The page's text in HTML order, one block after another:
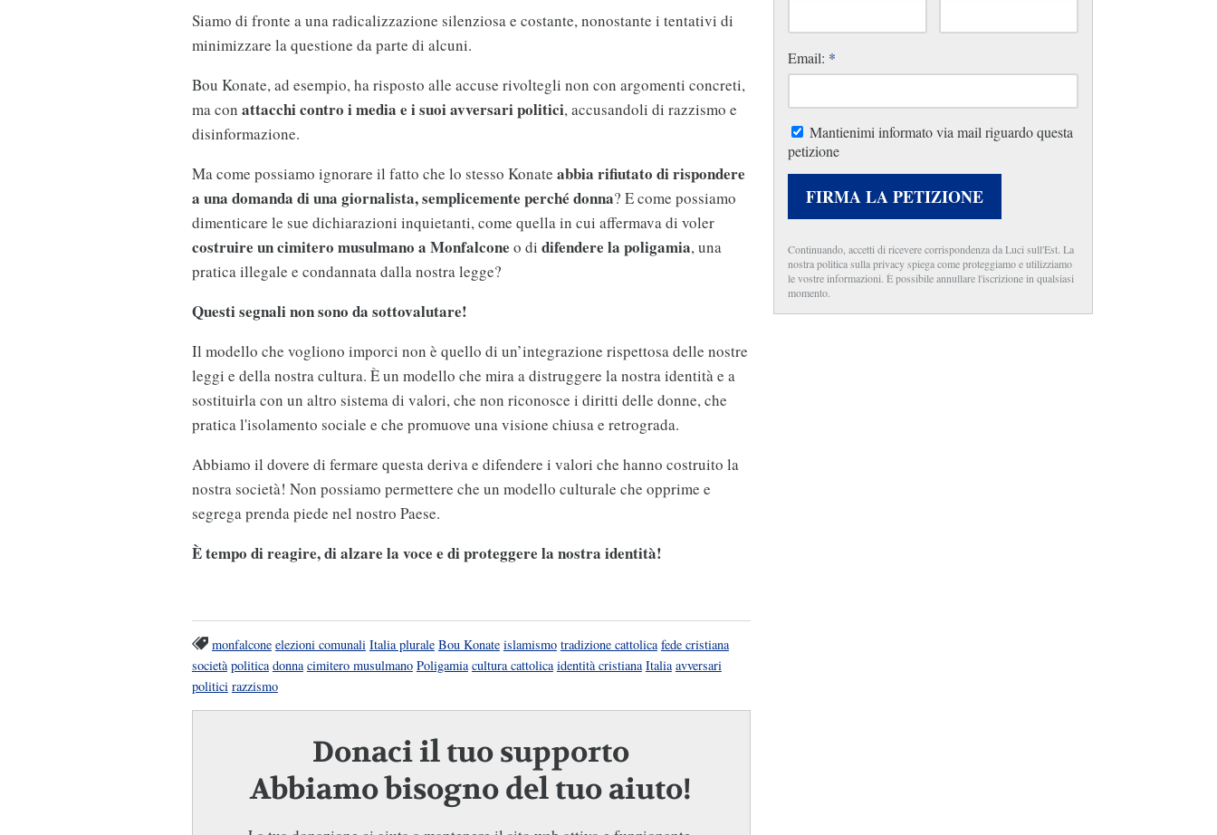
Siamo di fronte a una radicalizzazione silenziosa e costante, nonostante i tentativi di
minimizzare la questione da parte di alcuni.
Bou Konate, ad esempio, ha risposto alle accuse rivoltegli non con argomenti concreti,
ma con attacchi contro i media e i suoi avversari politici, accusandoli di razzismo e
disinformazione.
Ma come possiamo ignorare il fatto che lo stesso Konate abbia rifiutato di rispondere
a una domanda di una giornalista, semplicemente perché donna? E come possiamo
dimenticare le sue dichiarazioni inquietanti, come quella in cui affermava di voler
costruire un cimitero musulmano a Monfalcone o di difendere la poligamia, una
pratica illegale e condannata dalla nostra legge?
Questi segnali non sono da sottovalutare!
Il modello che vogliono imporci non è quello di un’integrazione rispettosa delle nostre
leggi e della nostra cultura. È un modello che mira a distruggere la nostra identità e a
sostituirla con un altro sistema di valori, che non riconosce i diritti delle donne, che
pratica l'isolamento sociale e che promuove una visione chiusa e retrograda.
Abbiamo il dovere di fermare questa deriva e difendere i valori che hanno costruito la
nostra società! Non possiamo permettere che un modello culturale che opprime e
segrega prenda piede nel nostro Paese.
È tempo di reagire, di alzare la voce e di proteggere la nostra identità!
monfalcone elezioni comunali Italia plurale Bou Konate islamismo tradizione cattolica fede cristiana
società politica donna cimitero musulmano Poligamia cultura cattolica identità cristiana Italia avversari
politici razzismo
Donaci il tuo supporto
Abbiamo bisogno del tuo aiuto!
Email: *
Mantienimi informato via mail riguardo questa
petizione
FIRMA LA PETIZIONE
Continuando, accetti di ricevere corrispondenza da Luci sull'Est. La
nostra politica sulla privacy spiega come proteggiamo e utilizziamo
le vostre informazioni. È possibile annullare l'iscrizione in qualsiasi
momento.